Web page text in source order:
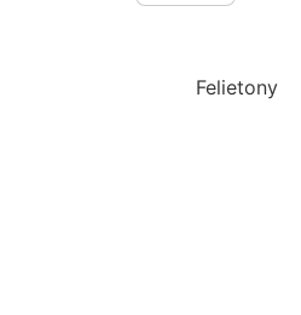
Felietony